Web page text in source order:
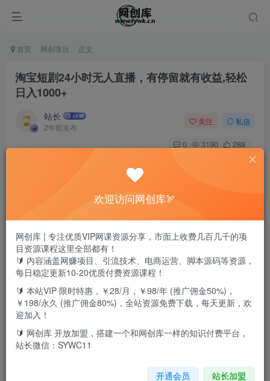
首页 网创项目 正文
淘宝短剧24小时无人直播，有停留就有收益,轻松
日入1000+
站长
2年前发布
关注 私信
0 3190 288
通过在淘宝上播放短剧来获得收益。项目的核心优势在于淘
宝上短剧内容较少，因此入驻的时机较好。收益情况根据用
益，随着播放时长的增加，收益也会递增。
欢迎访问网创库🏹
网创库 | 专注优质VIP网课资源分享，市面上收费几百几千的项
目资源课程这里全部都有！
🔰 内容涵盖网赚项目、引流技术、电商运营、脚本源码等资源，
每日稳定更新10-20优质付费资源课程！
🔰 本站VIP 限时特惠，￥28/月，￥98/年 (推广佣金50%)，
￥198/永久 (推广佣金80%)，全站资源免费下载，每天更新，欢
迎加入！
🔰 网创库 开放加盟，搭建一个和网创库一样的知识付费平台，
站长微信：SYWC11
开通会员 站长加盟